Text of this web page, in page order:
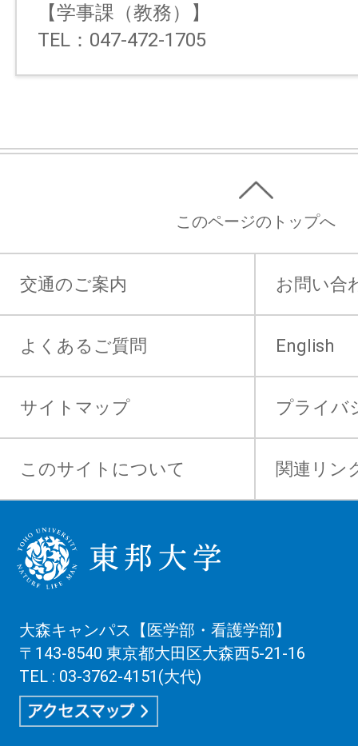
【学事課（教務）】
TEL：047-472-1705
このページのトップへ
交通のご案内 お問い合
よくあるご質問 English
サイトマップ プライバ
このサイトについて 関連リン
大森キャンパス【医学部・看護学部】
〒143-8540 東京都大田区大森西5-21-16
TEL : 03-3762-4151(大代)